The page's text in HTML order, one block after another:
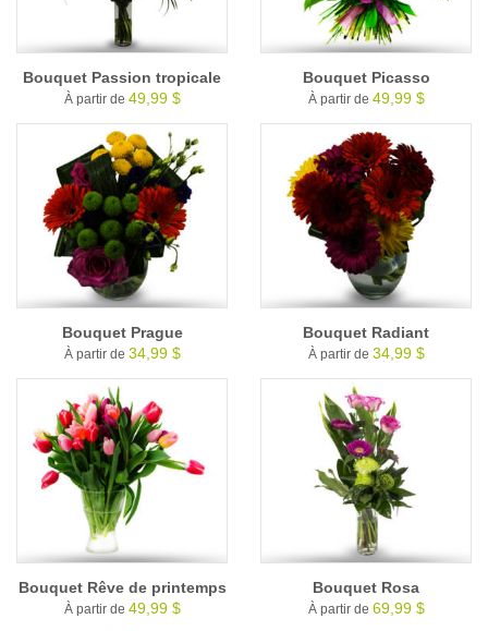
Bouquet Passion tropicale
À partir de 49,99 $
Bouquet Picasso
À partir de 49,99 $
Bouquet Prague
À partir de 34,99 $
Bouquet Radiant
À partir de 34,99 $
Bouquet Rêve de printemps
À partir de 49,99 $
Bouquet Rosa
À partir de 69,99 $